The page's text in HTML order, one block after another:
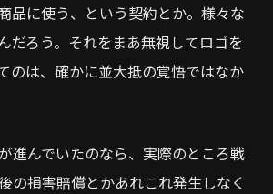
品に使う、という契約とか。様々な
だろう。それをまあ無視してロゴを
のは、確かに並大抵の覚悟ではなか
進んでいたのなら、実際のところ戦
の損害賠償とかあれこれ発生しなく